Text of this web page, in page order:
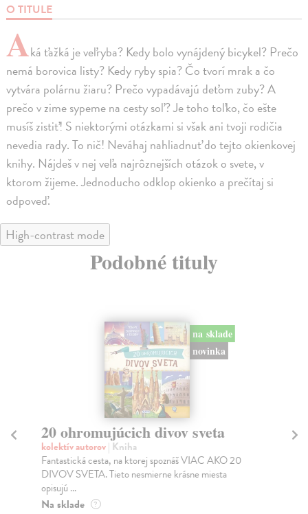
O TITULE
Aká ťažká je veľryba? Kedy bolo vynájdený bicykel? Prečo
nemá borovica listy? Kedy ryby spia? Čo tvorí mrak a čo
vytvára polárnu žiaru? Prečo vypadávajú deťom zuby? A
prečo v zime sypeme na cesty soľ? Je toho toľko, čo ešte
musíš zistiť! S niektorými otázkami si však ani tvoji rodičia
nevedia rady. To nič! Neváhaj nahliadnuť do tejto okienkovej
knihy. Nájdeš v nej veľa najrôznejších otázok o svete, v
ktorom žijeme. Jednoducho odklop okienko a prečítaj si
odpoveď.
High-contrast mode
Podobné tituly
na sklade
novinka
20 ohromujúcich divov sveta
kolektív autorov| Kniha
Fantastická cesta, na ktorej spoznáš VIAC AKO 20
DIVOV SVETA. Tieto nesmierne krásne miesta
opisujú ...
Na sklade ?